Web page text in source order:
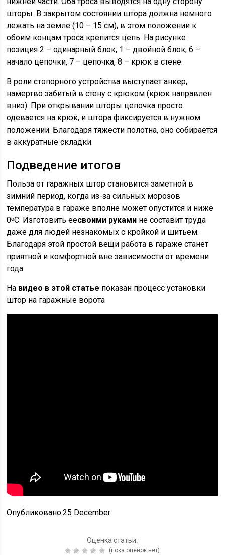
шторы. В закрытом состоянии штора должна немного
лежать на земле (10 – 15 см), в этом положении к
обоим концам троса крепится цепь. На рисунке
позиция 2 – одинарный блок, 1 – двойной блок, 6 –
начало цепочки, 7 – цепочка, 8 – крюк в стене.
В роли стопорного устройства выступает анкер,
намертво забитый в стену с крюком (крюк направлен
вниз). При открывании шторы цепочка просто
одевается на крюк, и штора фиксируется в нужном
положении. Благодаря тяжести полотна, оно собирается
в аккуратные складки.
Подведение итогов
Польза от гаражных штор становится заметной в
зимний период, когда из-за сильных морозов
температура в гараже вполне может опустится и ниже
0ᵒС. Изготовить еесвоими руками не составит труда
даже для людей незнакомых с кройкой и шитьем.
Благодаря этой простой вещи работа в гараже станет
приятной и комфортной вне зависимости от времени
года.
На видео в этой статье показан процесс установки
штор на гаражные ворота
Опубликовано:25 December
Оценка статьи:
(пока оценок нет)